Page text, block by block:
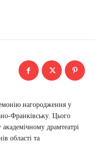
нагородження у
Франківську. Цього
академічному драмтеатрі
області та